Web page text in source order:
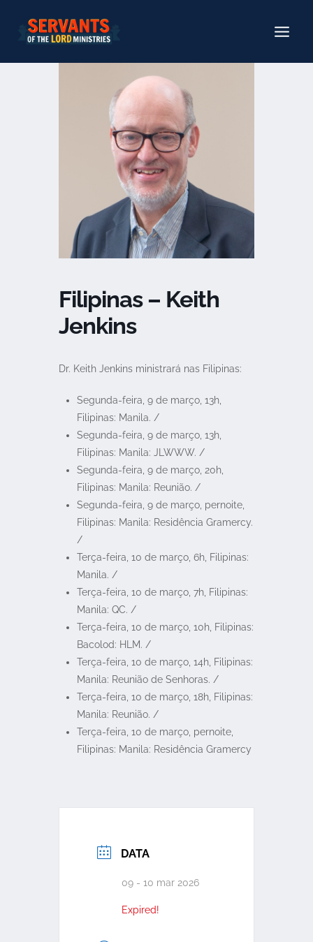
conteúdo
Filipinas – Keith
Jenkins
Dr. Keith Jenkins ministrará nas Filipinas:
Segunda-feira, 9 de março, 13h,
Filipinas: Manila. /
Segunda-feira, 9 de março, 13h,
Filipinas: Manila: JLWWW. /
Segunda-feira, 9 de março, 20h,
Filipinas: Manila: Reunião. /
Segunda-feira, 9 de março, pernoite,
Filipinas: Manila: Residência Gramercy.
/
Terça-feira, 10 de março, 6h, Filipinas:
Manila. /
Terça-feira, 10 de março, 7h, Filipinas:
Manila: QC. /
Terça-feira, 10 de março, 10h, Filipinas:
Bacolod: HLM. /
Terça-feira, 10 de março, 14h, Filipinas:
Manila: Reunião de Senhoras. /
Terça-feira, 10 de março, 18h, Filipinas:
Manila: Reunião. /
Terça-feira, 10 de março, pernoite,
Filipinas: Manila: Residência Gramercy
DATA
09 - 10 mar 2026
Expired!